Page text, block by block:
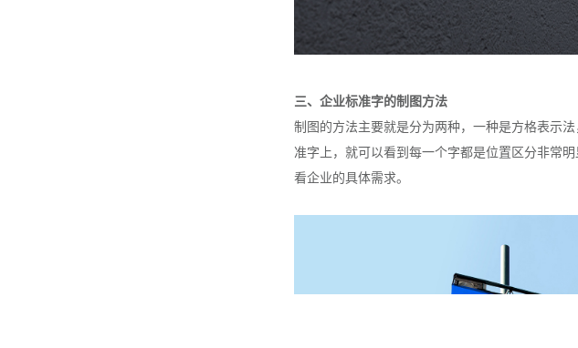
三、企业标准字的制图方法
制图的方法主要就是分为两种，一种是方格表示
准字上，就可以看到每一个字都是位置区分非常
看企业的具体需求。